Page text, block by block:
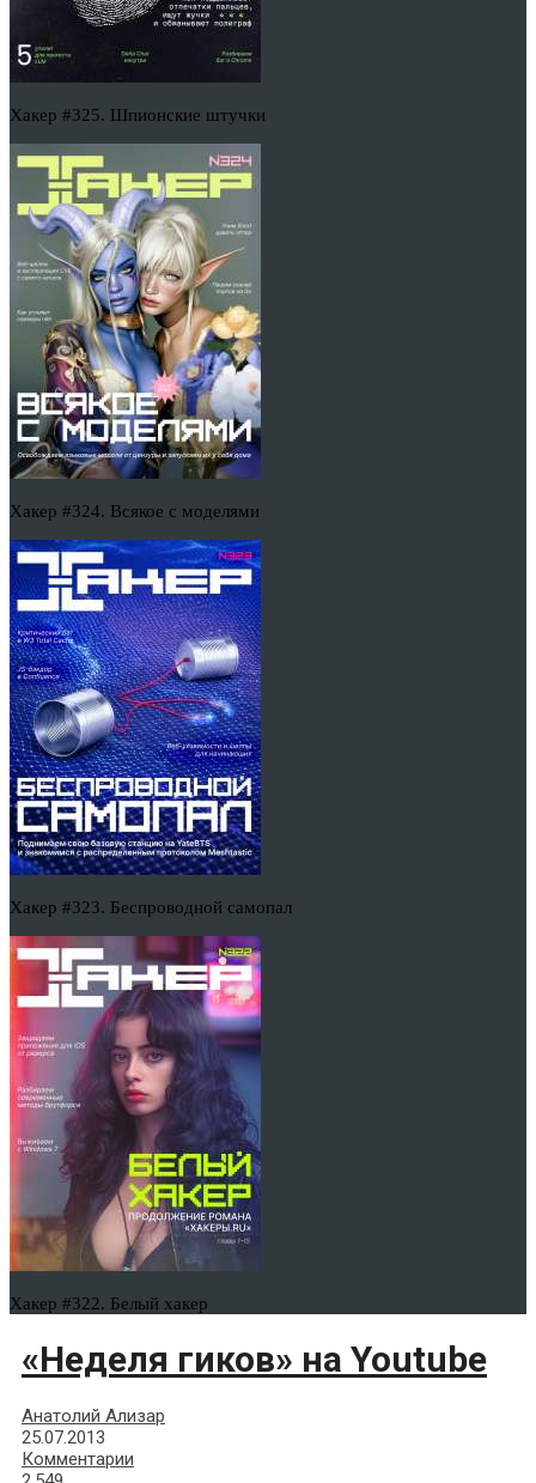
Хакер #325. Шпионские штучки
Хакер #324. Всякое с моделями
Хакер #323. Беспроводной самопал
Хакер #322. Белый хакер
«Неделя гиков» на Youtube
Анатолий Ализар
25.07.2013
Комментарии